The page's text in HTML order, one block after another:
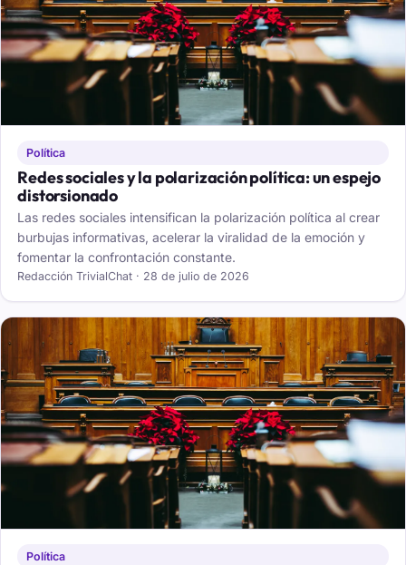
Política
Redes sociales y la polarización política: un espejo
distorsionado
Las redes sociales intensifican la polarización política al crear
burbujas informativas, acelerar la viralidad de la emoción y
fomentar la confrontación constante.
Redacción TrivialChat · 28 de julio de 2026
Política